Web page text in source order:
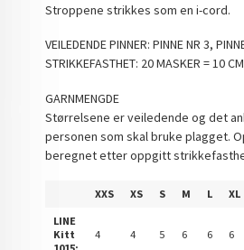
Stroppene strikkes som en i-cord.
VEILEDENDE PINNER: PINNE NR 3,
STRIKKEFASTHET: 20 MASKER = 10 CM
GARNMENGDE
Størrelsene er veiledende og det
personen som skal bruke plagget.
beregnet etter oppgitt
XXS XS S M L XL
LINE
Kitt
4 4 5 6 6 6